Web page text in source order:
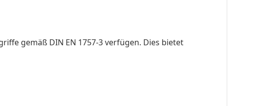
gemäß DIN EN 1757-3 verfügen. Dies bietet